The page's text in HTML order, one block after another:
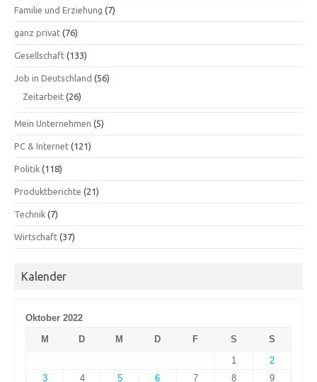
Familie und Erziehung (7)
ganz privat (76)
Gesellschaft (133)
Job in Deutschland (56)
Zeitarbeit (26)
Mein Unternehmen (5)
PC & Internet (121)
Politik (118)
Produktberichte (21)
Technik (7)
Wirtschaft (37)
Kalender
Oktober 2022
M
D M D F S
S
1
2
3
4 5 6 7 8 9